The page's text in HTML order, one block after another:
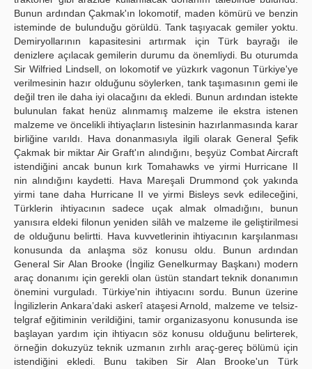
Bunun ardından Çakmak'ın lokomotif, maden kömürü ve benzin
isteminde de bulunduğu görüldü. Tank taşıyacak gemiler yoktu.
Demiryollarının kapasitesini artırmak için Türk bayrağı ile
denizlere açılacak gemilerin durumu da önemliydi. Bu oturumda
Sir Wilfried Lindsell, on lokomotif ve yüzkırk vagonun Türkiye'ye
verilmesinin hazır olduğunu söylerken, tank taşımasının gemi ile
değil tren ile daha iyi olacağını da ekledi. Bunun ardından istekte
bulunulan fakat henüz alınmamış malzeme ile ekstra istenen
malzeme ve öncelikli ihtiyaçların listesinin hazırlanmasında karar
birliğine varıldı. Hava donanmasıyla ilgili olarak General Şefik
Çakmak bir miktar Air Graft'ın alındığını, beşyüz Combat Aircraft
istendiğini ancak bunun kırk Tomahawks ve yirmi Hurricane II
nin alındığını kaydetti. Hava Mareşali Drummond çok yakında
yirmi tane daha Hurricane II ve yirmi Bisleys sevk edileceğini,
Türklerin ihtiyacının sadece uçak almak olmadığını, bunun
yanısıra eldeki filonun yeniden silâh ve malzeme ile geliştirilmesi
de olduğunu belirtti. Hava kuvvetlerinin ihtiyacının karşılanması
konusunda da anlaşma söz konusu oldu. Bunun ardından
General Sir Alan Brooke (İngiliz Genelkurmay Başkanı) modern
araç donanımı için gerekli olan üstün standart teknik donanımın
önemini vurguladı. Türkiye'nin ihtiyacını sordu. Bunun üzerine
İngilizlerin Ankara’daki askerî ataşesi Arnold, malzeme ve telsiz-
telgraf eğitiminin verildiğini, tamir organizasyonu konusunda ise
başlayan yardım için ihtiyacın söz konusu olduğunu belirterek,
örneğin dokuzyüz teknik uzmanın zırhlı araç-gereç bölümü için
istendiğini ekledi. Bunu takiben Sir Alan Brooke'un Türk